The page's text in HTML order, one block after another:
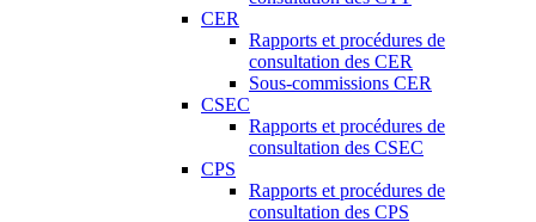
CER
Rapports et procédures de
consultation des CER
Sous-commissions CER
CSEC
Rapports et procédures de
consultation des CSEC
CPS
Rapports et procédures de
consultation des CPS